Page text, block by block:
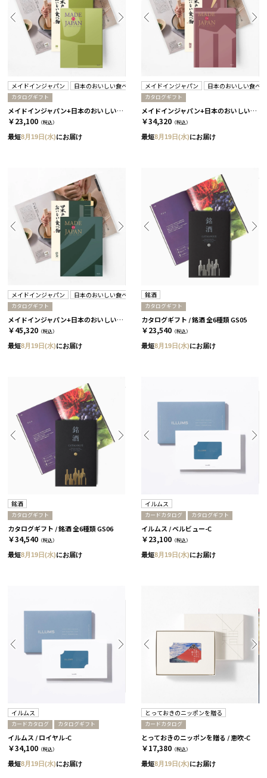
メイドインジャパン 日本のおいしい食べ物
カタログギフト
メイドインジャパン+日本のおいしい食べ物 / MJ21+柳 2冊セット
￥23,100 （税込）
最短8月19日(水)にお届け
メイドインジャパン 日本のおいしい食べ物
カタログギフト
メイドインジャパン+日本のおいしい食べ物 / MJ26+伽羅 2冊セット
￥34,320 （税込）
最短8月19日(水)にお届け
メイドインジャパン 日本のおいしい食べ物
カタログギフト
メイドインジャパン+日本のおいしい食べ物 / MJ29+唐金 2冊セット
￥45,320 （税込）
最短8月19日(水)にお届け
銘酒
カタログギフト
カタログギフト / 銘酒 全6種類 GS05
￥23,540 （税込）
最短8月19日(水)にお届け
銘酒
カタログギフト
カタログギフト / 銘酒 全6種類 GS06
￥34,540 （税込）
最短8月19日(水)にお届け
イルムス
カードカタログ カタログギフト
イルムス / ベルビュー-C
￥23,100 （税込）
最短8月19日(水)にお届け
イルムス
カードカタログ カタログギフト
イルムス / ロイヤル-C
￥34,100 （税込）
最短8月19日(水)にお届け
とっておきのニッポンを贈る
カードカタログ
とっておきのニッポンを贈る / 恵吹-C
￥17,380 （税込）
最短8月19日(水)にお届け